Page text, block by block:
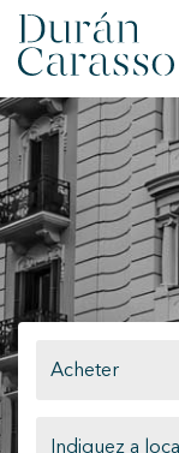
ACHETER
À LOUER
VENDRE
Acheter